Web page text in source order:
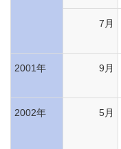
7月
2001年 9月
2002年 5月